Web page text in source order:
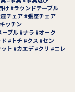
け
ラウンドテーブル
チェア 張座チェア
キッチン
ープル ナラ
オーク
トチ クス
セン
ト カエデ クリ
ニレ